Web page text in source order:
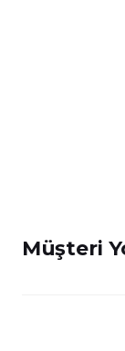
Müşteri